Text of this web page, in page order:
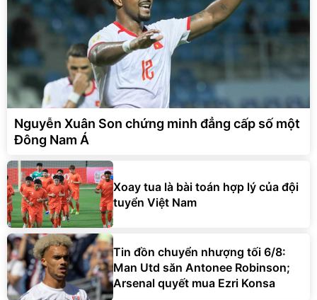
Nguyễn Xuân Son chứng minh đẳng cấp số một
Đông Nam Á
Xoay tua là bài toán hợp lý của đội
tuyển Việt Nam
Tin đồn chuyển nhượng tối 6/8:
Man Utd săn Antonee Robinson;
Arsenal quyết mua Ezri Konsa